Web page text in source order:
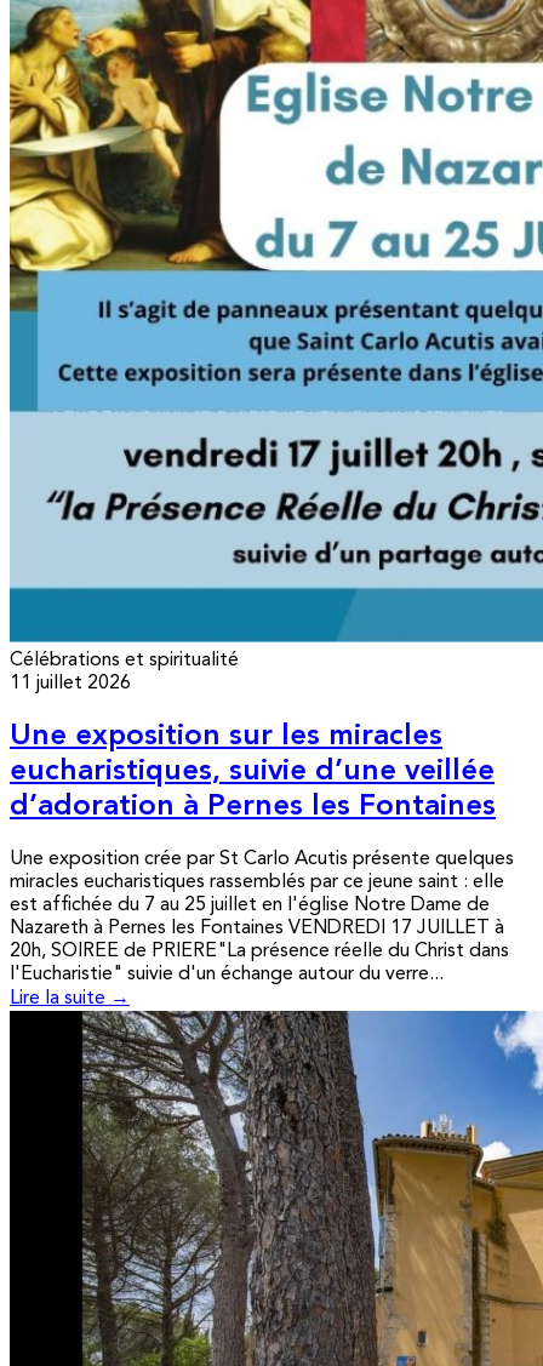
Célébrations et spiritualité
11 juillet 2026
Une exposition sur les miracles
eucharistiques, suivie d’une veillée
d’adoration à Pernes les Fontaines
Une exposition crée par St Carlo Acutis présente quelques
miracles eucharistiques rassemblés par ce jeune saint : elle
est affichée du 7 au 25 juillet en l'église Notre Dame de
Nazareth à Pernes les Fontaines VENDREDI 17 JUILLET à
20h, SOIREE de PRIERE"La présence réelle du Christ dans
l'Eucharistie" suivie d'un échange autour du verre...
Lire la suite →